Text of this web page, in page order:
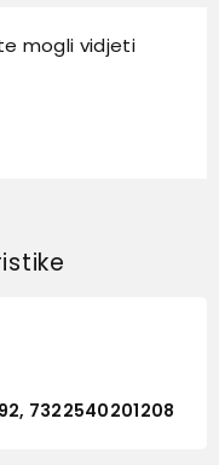
mogli vidjeti
7322540201208